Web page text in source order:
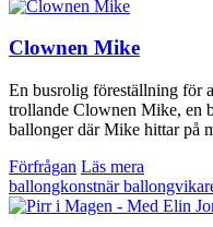
Clownen Mike
En busrolig föreställning för
trollande Clownen Mike, en
ballonger där Mike hittar på
Förfrågan Läs mera
ballongkonstnär